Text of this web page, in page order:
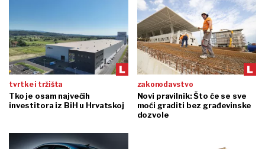
tvrtke i tržišta
Tko je osam najvećih
investitora iz BiH u Hrvatskoj
zakonodavstvo
Novi pravilnik: Što će se sve
moći graditi bez građevinske
dozvole